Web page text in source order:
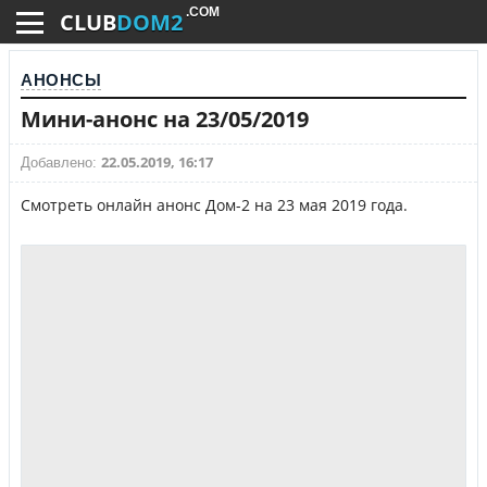
CLUBDOM2 .COM
АНОНСЫ
Мини-анонс на 23/05/2019
Добавлено: 22.05.2019, 16:17
Смотреть онлайн анонс Дом-2 на 23 мая 2019 года.